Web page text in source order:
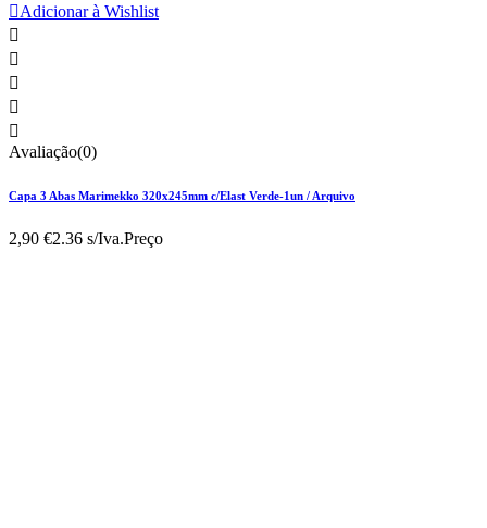
Adicionar à Wishlist





Avaliação(0)
Capa 3 Abas Marimekko 320x245mm c/Elast Verde-1un / Arquivo
2,90 €2.36 s/Iva.Preço